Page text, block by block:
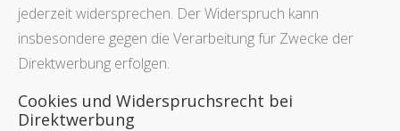
jederzeit widersprechen. Der Widerspruch kann
insbesondere gegen die Verarbeitung für Zwecke der
Direktwerbung erfolgen.
Cookies und Widerspruchsrecht bei
Direktwerbung